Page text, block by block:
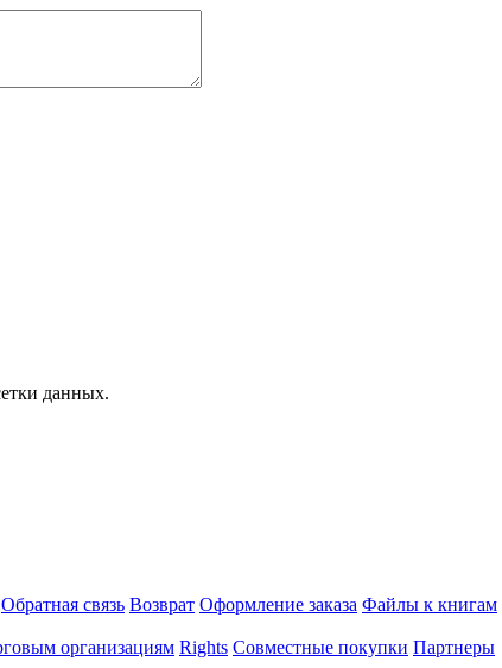
данных.
Обратная связь Возврат Оформление заказа Файлы к книгам
организациям Rights Совместные покупки Партнеры